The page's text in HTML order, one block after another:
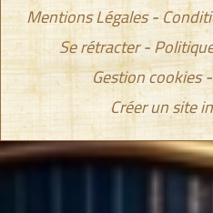
Mentions Légales
Se rétracter
Gestion cookies
Créer un site